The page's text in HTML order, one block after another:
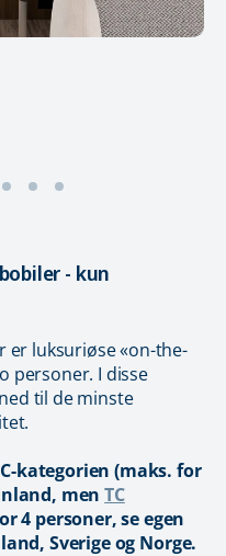
- kun
er luksuriøse «on-the-
personer. I disse
til de minste
kategorien (maks. for
menTC
4 personer, se egen
Sverige og Norge.